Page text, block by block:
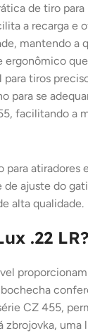
de tiro para
a recarga e
mantendo a
ergonômico
tiros
para se
facilitando a
ajuste do
alta qualidade.
.22 LR?
CZ 455,
zbrojovka,